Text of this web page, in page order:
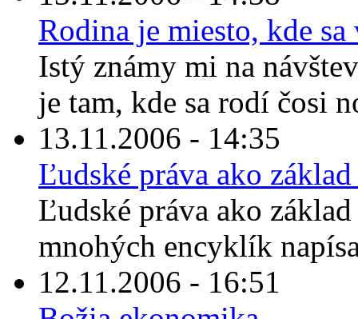
Rodina je miesto, kde
Istý známy mi na
je tam, kde sa rodí čosi
13.11.2006 - 14:35
Ľudské práva ako
Ľudské práva ako
mnohých encyklík
12.11.2006 - 16:51